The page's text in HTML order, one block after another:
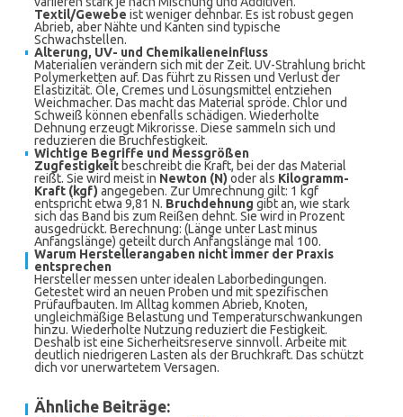
Textil/Gewebe ist weniger dehnbar. Es ist robust gegen
Abrieb, aber Nähte und Kanten sind typische
Schwachstellen.
Alterung, UV- und Chemikalieneinfluss
Materialien verändern sich mit der Zeit. UV-Strahlung bricht
Polymerketten auf. Das führt zu Rissen und Verlust der
Elastizität. Öle, Cremes und Lösungsmittel entziehen
Weichmacher. Das macht das Material spröde. Chlor und
Schweiß können ebenfalls schädigen. Wiederholte
Dehnung erzeugt Mikrorisse. Diese sammeln sich und
reduzieren die Bruchfestigkeit.
Wichtige Begriffe und Messgrößen
Zugfestigkeit beschreibt die Kraft, bei der das Material
reißt. Sie wird meist in Newton (N) oder als Kilogramm-
Kraft (kgf) angegeben. Zur Umrechnung gilt: 1 kgf
entspricht etwa 9,81 N. Bruchdehnung gibt an, wie stark
sich das Band bis zum Reißen dehnt. Sie wird in Prozent
ausgedrückt. Berechnung: (Länge unter Last minus
Anfangslänge) geteilt durch Anfangslänge mal 100.
Warum Herstellerangaben nicht immer der Praxis
entsprechen
Hersteller messen unter idealen Laborbedingungen.
Getestet wird an neuen Proben und mit spezifischen
Prüfaufbauten. Im Alltag kommen Abrieb, Knoten,
ungleichmäßige Belastung und Temperaturschwankungen
hinzu. Wiederholte Nutzung reduziert die Festigkeit.
Deshalb ist eine Sicherheitsreserve sinnvoll. Arbeite mit
deutlich niedrigeren Lasten als der Bruchkraft. Das schützt
dich vor unerwartetem Versagen.
Ähnliche Beiträge: